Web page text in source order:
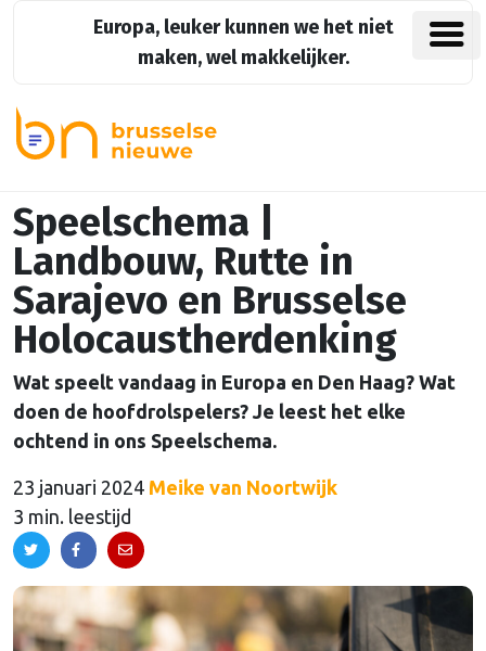
Europa, leuker kunnen we het niet
maken, wel makkelijker.
Speelschema |
Landbouw, Rutte in
Sarajevo en Brusselse
Holocaustherdenking
Wat speelt vandaag in Europa en Den Haag? Wat
doen de hoofdrolspelers? Je leest het elke
ochtend in ons Speelschema.
23 januari 2024 Meike van Noortwijk
3 min. leestijd